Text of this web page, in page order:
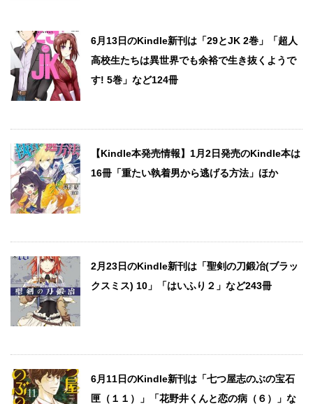
6月13日のKindle新刊は「29とJK 2巻」「超人
高校生たちは異世界でも余裕で生き抜くようで
す! 5巻」など124冊
【Kindle本発売情報】1月2日発売のKindle本は
16冊「重たい執着男から逃げる方法」ほか
2月23日のKindle新刊は「聖剣の刀鍛冶(ブラッ
クスミス) 10」「はいふり２」など243冊
6月11日のKindle新刊は「七つ屋志のぶの宝石
匣（１１）」「花野井くんと恋の病（６）」な